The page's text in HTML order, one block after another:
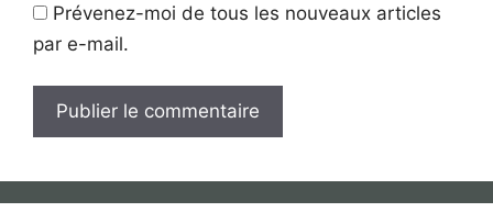
Prévenez-moi de tous les nouveaux articles
par e-mail.